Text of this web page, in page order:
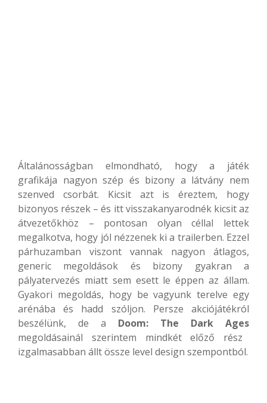
Általánosságban elmondható, hogy a játék
grafikája nagyon szép és bizony a látvány nem
szenved csorbát. Kicsit azt is éreztem, hogy
bizonyos részek – és itt visszakanyarodnék kicsit az
átvezetőkhöz – pontosan olyan céllal lettek
megalkotva, hogy jól nézzenek ki a trailerben. Ezzel
párhuzamban viszont vannak nagyon átlagos,
generic megoldások és bizony gyakran a
pályatervezés miatt sem esett le éppen az állam.
Gyakori megoldás, hogy be vagyunk terelve egy
arénába és hadd szóljon. Persze akciójátékról
beszélünk, de a Doom: The Dark Ages
megoldásainál szerintem mindkét előző rész
izgalmasabban állt össze level design szempontból.